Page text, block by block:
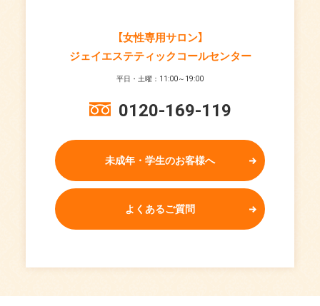
【女性専用サロン】
ジェイエステティックコールセンター
平日・土曜：11:00～19:00
0120-169-119
未成年・学生のお客様へ
よくあるご質問